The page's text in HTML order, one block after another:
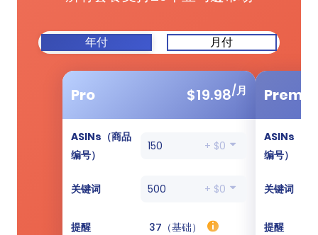
年付 月付
Pro $19.98/月
ASINs（商品
编号）
150 + $0
关键词 500 + $0
提醒 37（基础）
ASINs（商
编号）
关键词
提醒